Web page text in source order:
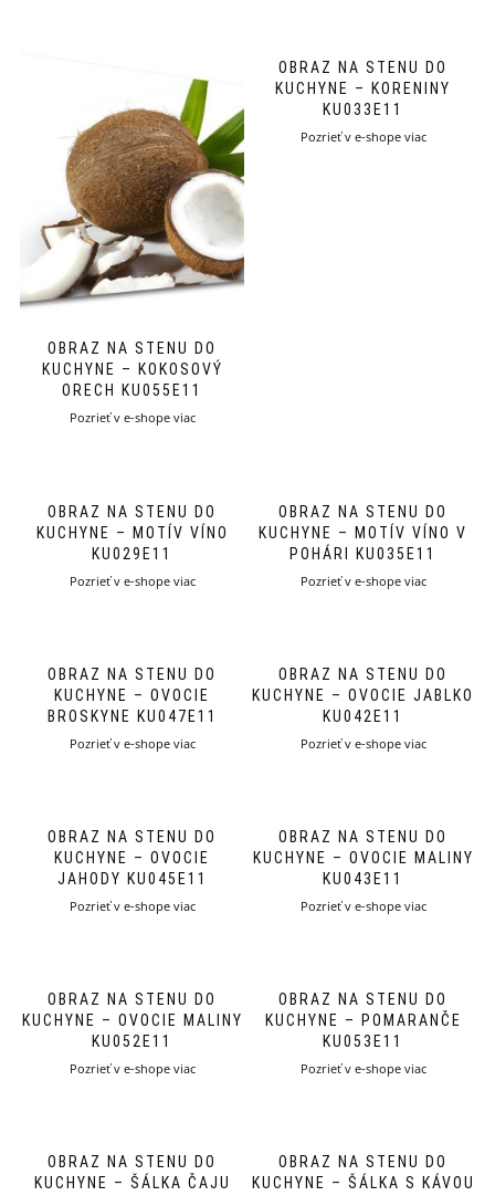
OBRAZ NA STENU DO
KUCHYNE – KOKOSOVÝ
ORECH KU055E11
Pozrieť v e-shope viac
OBRAZ NA STENU DO
KUCHYNE – KORENINY
KU033E11
Pozrieť v e-shope viac
OBRAZ NA STENU DO
KUCHYNE – MOTÍV VÍNO
KU029E11
Pozrieť v e-shope viac
OBRAZ NA STENU DO
KUCHYNE – MOTÍV VÍNO V
POHÁRI KU035E11
Pozrieť v e-shope viac
OBRAZ NA STENU DO
KUCHYNE – OVOCIE
BROSKYNE KU047E11
Pozrieť v e-shope viac
OBRAZ NA STENU DO
KUCHYNE – OVOCIE JABLKO
KU042E11
Pozrieť v e-shope viac
OBRAZ NA STENU DO
KUCHYNE – OVOCIE
JAHODY KU045E11
Pozrieť v e-shope viac
OBRAZ NA STENU DO
KUCHYNE – OVOCIE MALINY
KU043E11
Pozrieť v e-shope viac
OBRAZ NA STENU DO
KUCHYNE – OVOCIE MALINY
KU052E11
Pozrieť v e-shope viac
OBRAZ NA STENU DO
KUCHYNE – POMARANČE
KU053E11
Pozrieť v e-shope viac
OBRAZ NA STENU DO
KUCHYNE – ŠÁLKA ČAJU
OBRAZ NA STENU DO
KUCHYNE – ŠÁLKA S KÁVOU